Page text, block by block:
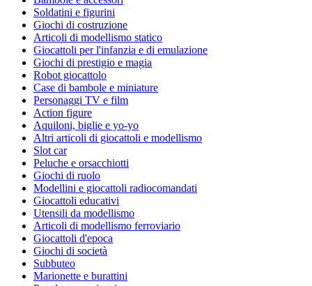
Soldatini e figurini
Giochi di costruzione
Articoli di modellismo statico
Giocattoli per l'infanzia e di emulazione
Giochi di prestigio e magia
Robot giocattolo
Case di bambole e miniature
Personaggi TV e film
Action figure
Aquiloni, biglie e yo-yo
Altri articoli di giocattoli e modellismo
Slot car
Peluche e orsacchiotti
Giochi di ruolo
Modellini e giocattoli radiocomandati
Giocattoli educativi
Utensili da modellismo
Articoli di modellismo ferroviario
Giocattoli d'epoca
Giochi di società
Subbuteo
Marionette e burattini